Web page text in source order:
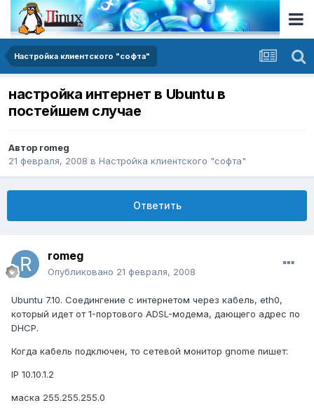
Настройка клиентского "софта"
настройка интернет в Ubuntu в
постейшем случае
Автор romeg
21 февраля, 2008 в Настройка клиентского "софта"
Ответить
romeg
Опубликовано 21 февраля, 2008
Ubuntu 7.10. Соедингение с интернетом через кабель, eth0,
который идет от 1-портового ADSL-модема, дающего адрес по
DHCP.
Когда кабель подключен, то сетевой монитор gnome пишет:
IP 10.10.1.2
маска 255.255.255.0